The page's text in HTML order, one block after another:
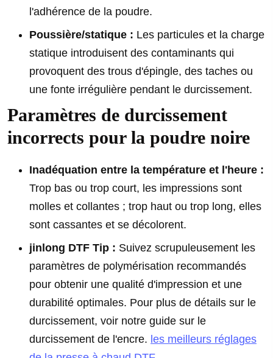
l'adhérence de la poudre.
Poussière/statique : Les particules et la charge
statique introduisent des contaminants qui
provoquent des trous d'épingle, des taches ou
une fonte irrégulière pendant le durcissement.
Paramètres de durcissement
incorrects pour la poudre noire
Inadéquation entre la température et l'heure :
Trop bas ou trop court, les impressions sont
molles et collantes ; trop haut ou trop long, elles
sont cassantes et se décolorent.
jinlong DTF Tip : Suivez scrupuleusement les
paramètres de polymérisation recommandés
pour obtenir une qualité d'impression et une
durabilité optimales. Pour plus de détails sur le
durcissement, voir notre guide sur le
durcissement de l'encre. les meilleurs réglages